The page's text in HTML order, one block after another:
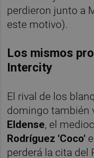
perdieron junto a
este motivo).
Los mismos
Intercity
El rival de los
domingo también
Eldense, el
Rodríguez 'Coco'
perderá la cita del